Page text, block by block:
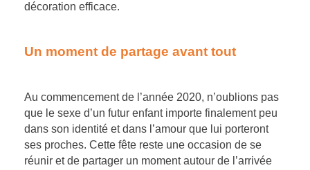
décoration efficace.
Un moment de partage avant tout
Au commencement de l’année 2020, n’oublions pas
que le sexe d’un futur enfant importe finalement peu
dans son identité et dans l’amour que lui porteront
ses proches. Cette fête reste une occasion de se
réunir et de partager un moment autour de l’arrivée